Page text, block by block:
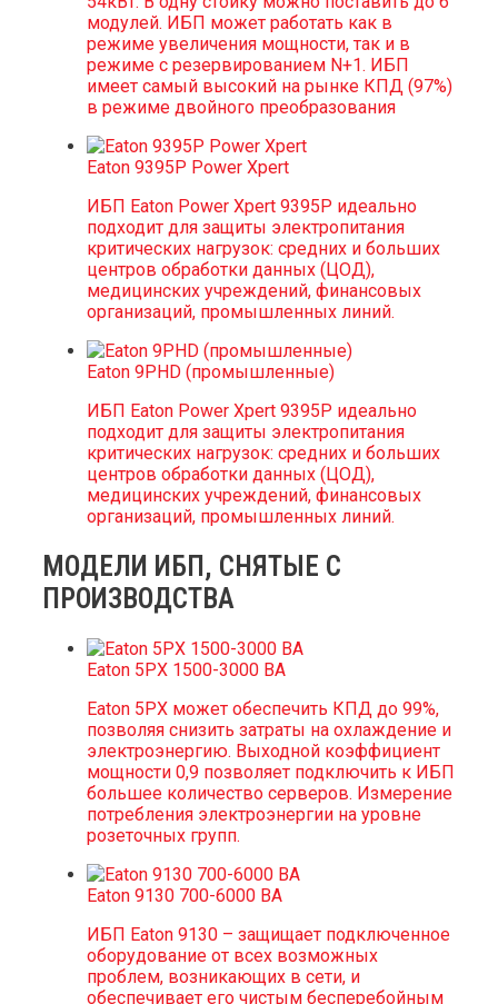
модулей. ИБП может работать как в
режиме увеличения мощности, так и в
режиме с резервированием N+1. ИБП
имеет самый высокий на рынке КПД (97%)
в режиме двойного преобразования
Eaton 9395P Power Xpert
ИБП Eaton Power Xpert 9395P идеально
подходит для защиты электропитания
критических нагрузок: средних и больших
центров обработки данных (ЦОД),
медицинских учреждений, финансовых
организаций, промышленных линий.
Eaton 9PHD (промышленные)
ИБП Eaton Power Xpert 9395P идеально
подходит для защиты электропитания
критических нагрузок: средних и больших
центров обработки данных (ЦОД),
медицинских учреждений, финансовых
организаций, промышленных линий.
МОДЕЛИ ИБП, СНЯТЫЕ С
ПРОИЗВОДСТВА
Eaton 5PX 1500-3000 ВА
Eaton 5PX может обеспечить КПД до 99%,
позволяя снизить затраты на охлаждение и
электроэнергию. Выходной коэффициент
мощности 0,9 позволяет подключить к ИБП
большее количество серверов. Измерение
потребления электроэнергии на уровне
розеточных групп.
Eaton 9130 700-6000 ВА
ИБП Eaton 9130 – защищает подключенное
оборудование от всех возможных
проблем, возникающих в сети, и
обеспечивает его чистым бесперебойным